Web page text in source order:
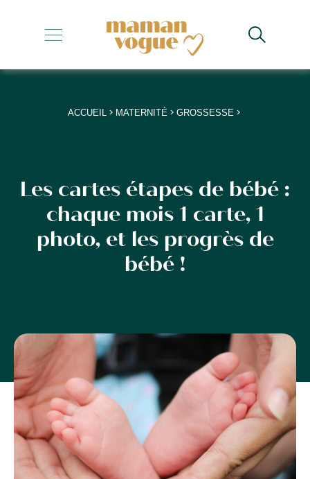
+
+
+
+
ACCUEIL> MATERNITÉ> GROSSESSE>
Les cartes étapes de bébé :
chaque mois 1 carte, 1
photo, et les progrès de
bébé !